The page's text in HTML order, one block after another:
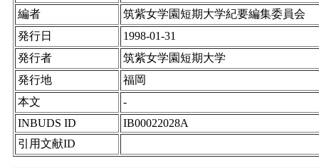
編者
筑紫女学園短期大学紀要編集委員会
発行日
1998-01-31
発行者
筑紫女学園短期大学
発行地
福岡
本文
-
INBUDS ID
IB00022028A
引用文献ID